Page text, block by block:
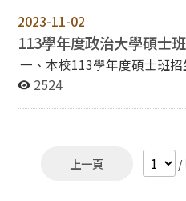
2023-11-02
113學年度政治大學碩士
一、本校113學年度碩士班
自行網頁瀏覽或列印，報名前請務
11月28日上午9時起至12月12日下午
資料繳交截止日：依各系所
2524
上一頁 /